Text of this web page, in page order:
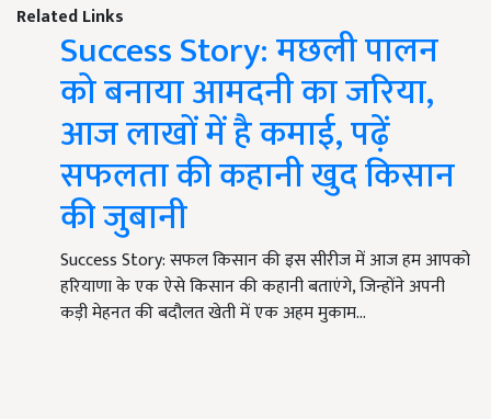
Related Links
Success Story: मछली पालन
को बनाया आमदनी का जरिया,
आज लाखों में है कमाई, पढ़ें
सफलता की कहानी खुद किसान
की जुबानी
Success Story: सफल किसान की इस सीरीज में आज हम आपको
हरियाणा के एक ऐसे किसान की कहानी बताएंगे, जिन्होंने अपनी
कड़ी मेहनत की बदौलत खेती में एक अहम मुकाम…